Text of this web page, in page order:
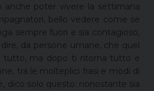
anche poter vivere la settimana
bello vedere come se
sempre fuori e sia contagioso,
da persone umane, che quel
tutto, ma dopo ti ritorna tutto e
tra le molteplici frasi e modi di
dico solo questo: nonostante sia